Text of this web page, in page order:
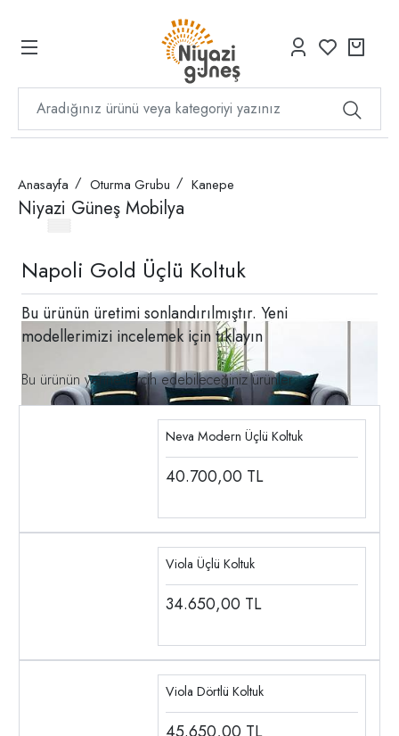
Anasayfa Oturma Grubu Kanepe
Niyazi Güneş Mobilya
Napoli Gold Üçlü Koltuk
Bu ürünün üretimi sonlandırılmıştır. Yeni
modellerimizi incelemek içintıklayın
Bu ürünün yerine tercih edebileceğiniz ürünler
Neva Modern Üçlü Koltuk
40.700,00 TL
Viola Üçlü Koltuk
34.650,00 TL
Viola Dörtlü Koltuk
45.650,00 TL